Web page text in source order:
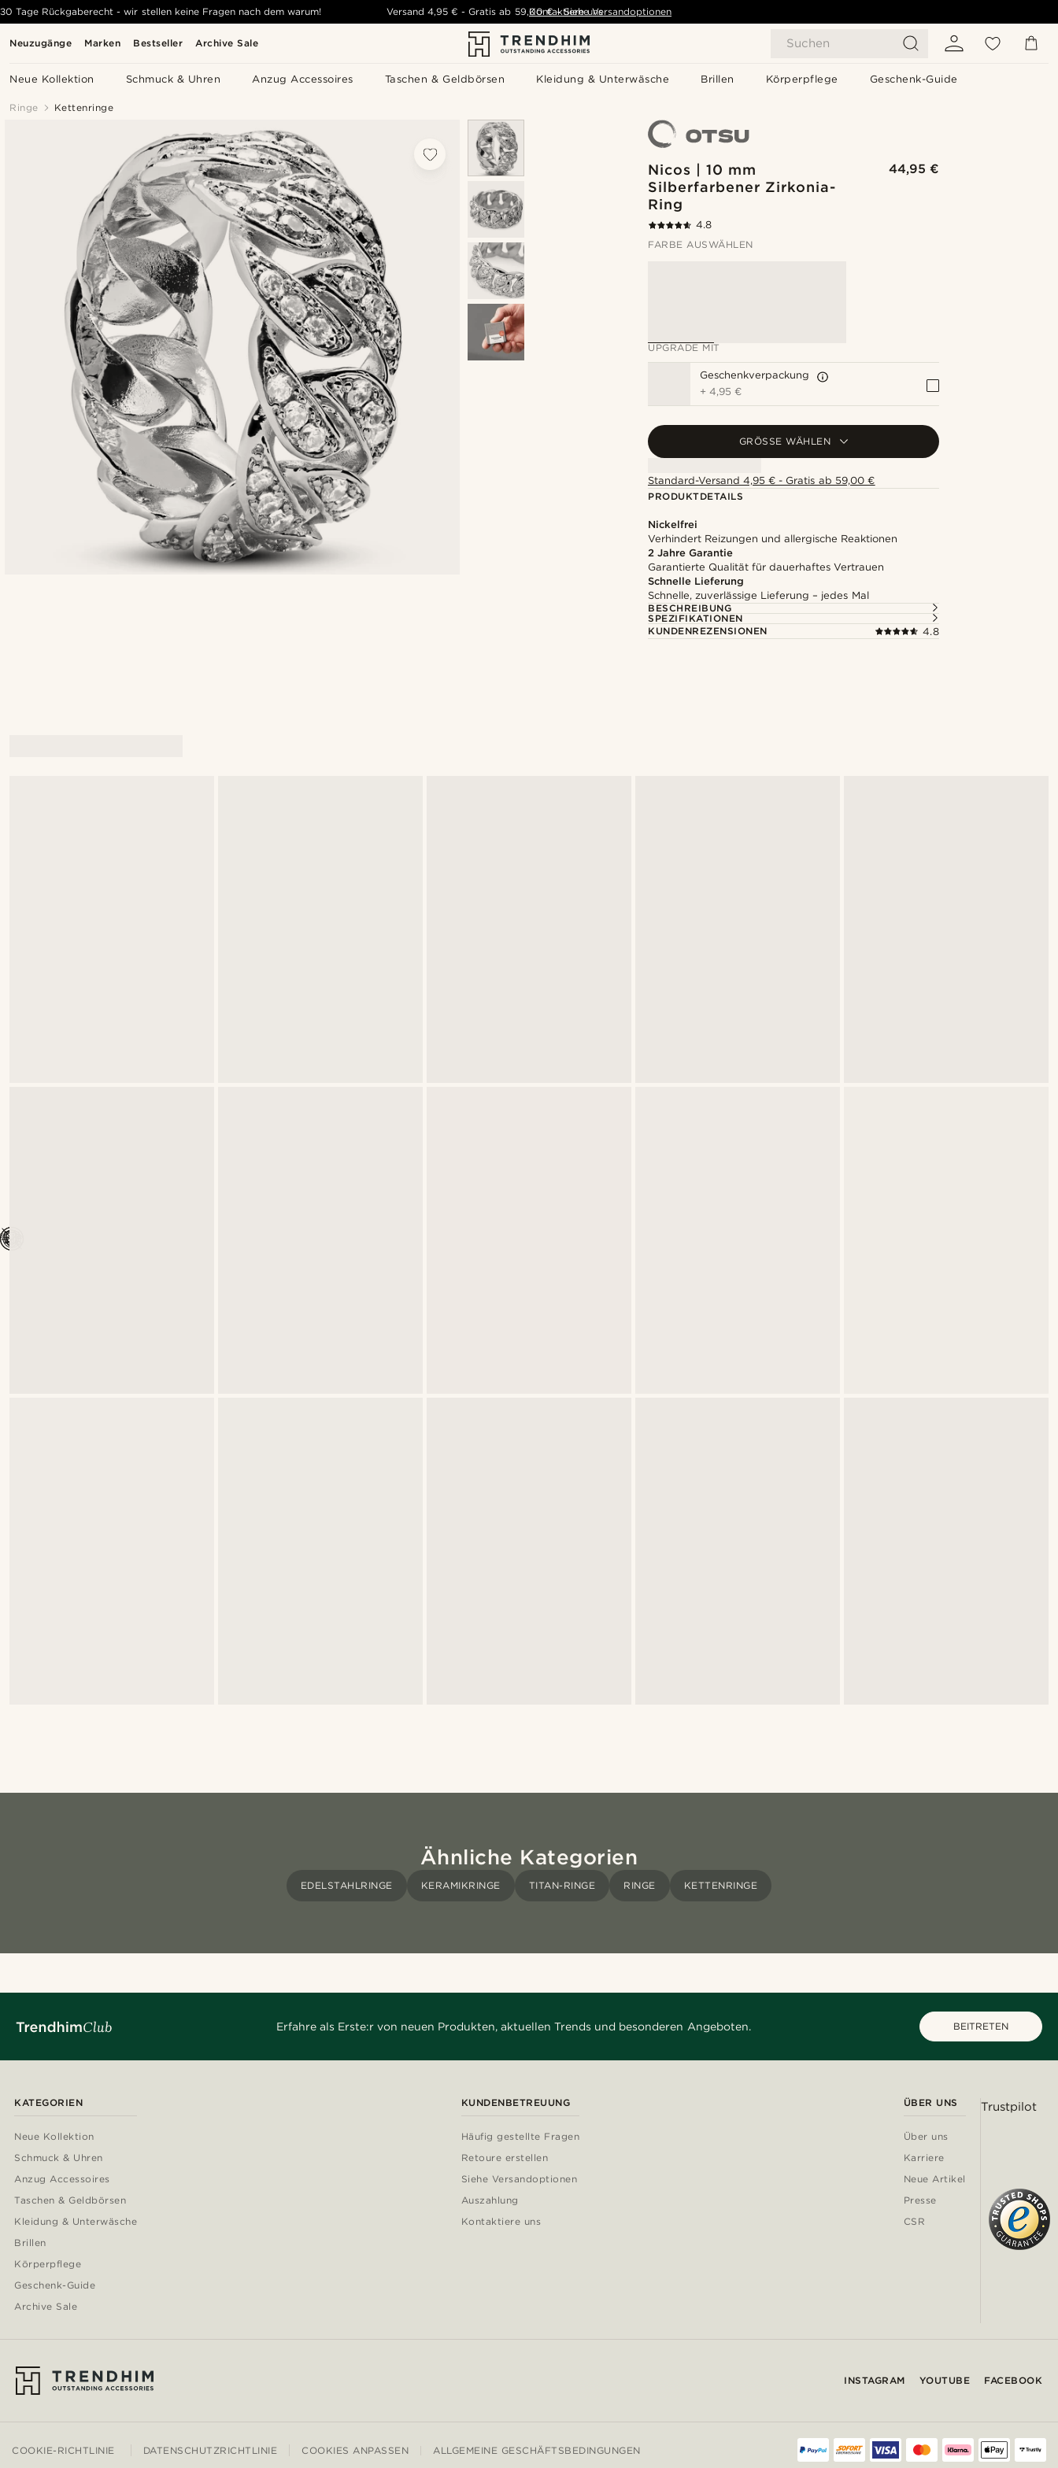
Neuzugänge Marken Bestseller Archive Sale Suchen
Neue Kollektion Schmuck & Uhren Anzug Accessoires Taschen & Geldbörsen Kleidung & Unterwäsche Brillen Körperpflege Geschenk-Guide
30 Tage Rückgaberecht - wir stellen keine Fragen nach dem warum! Versand 4,95 € -Gratis ab 59,00 € - Siehe Versandoptionen
Kontaktiere uns
Ringe Kettenringe
Nicos | 10 mm
Silberfarbener Zirkonia-
Ring
44,95 €
4.8
FARBE AUSWÄHLEN
UPGRADE MIT
Geschenkverpackung
+4,95 €
GRÖSSE WÄHLEN
Standard-Versand 4,95 € - Gratis ab 59,00 €
PRODUKTDETAILS
Nickelfrei
Verhindert Reizungen und allergische Reaktionen
2 Jahre Garantie
Garantierte Qualität für dauerhaftes Vertrauen
Schnelle Lieferung
Schnelle, zuverlässige Lieferung – jedes Mal
BESCHREIBUNG
SPEZIFIKATIONEN
KUNDENREZENSIONEN
4.8
Ähnliche Kategorien
EDELSTAHLRINGE KERAMIKRINGE TITAN-RINGE RINGE KETTENRINGE
Erfahre als Erste:r von neuen Produkten, aktuellen Trends und besonderen Angeboten. BEITRETEN
KATEGORIEN
Neue Kollektion
Schmuck & Uhren
Anzug Accessoires
Taschen & Geldbörsen
Kleidung & Unterwäsche
Brillen
Körperpflege
Geschenk-Guide
Archive Sale
KUNDENBETREUUNG
Häufig gestellte Fragen
Retoure erstellen
Siehe Versandoptionen
Auszahlung
Kontaktiere uns
ÜBER UNS
Über uns
Karriere
Neue Artikel
Presse
CSR
Trustpilot
INSTAGRAM YOUTUBE FACEBOOK
COOKIE-RICHTLINIE DATENSCHUTZRICHTLINIE COOKIES ANPASSEN ALLGEMEINE GESCHÄFTSBEDINGUNGEN